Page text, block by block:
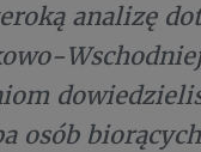
analizę
osób